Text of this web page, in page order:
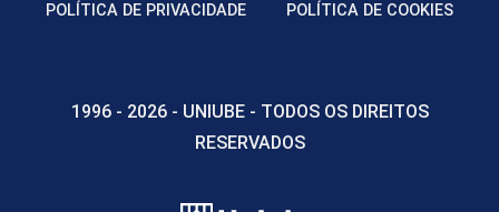
POLÍTICA DE PRIVACIDADE POLÍTICA DE COOKIES
1996 - 2026 - UNIUBE - TODOS OS DIREITOS
RESERVADOS